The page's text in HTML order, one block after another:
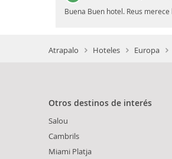
Buena Buen hotel. Reus
Atrapalo Hoteles Europa
Otros destinos de interés
Salou
Cambrils
Miami Platja